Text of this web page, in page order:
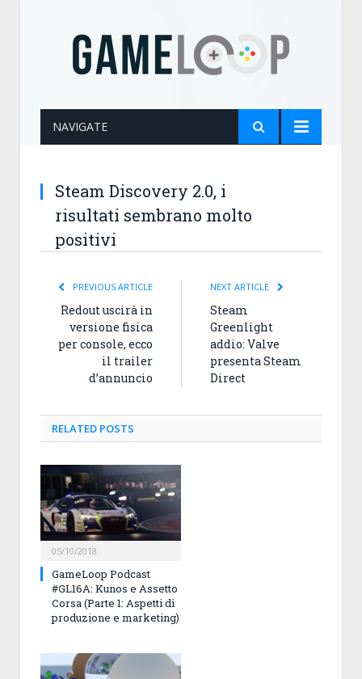
NAVIGATE
Steam Discovery 2.0, i
risultati sembrano molto
positivi
PREVIOUS ARTICLE
Redout uscirà in
versione fisica
per console, ecco
il trailer
d’annuncio
NEXT ARTICLE
Steam
Greenlight
addio: Valve
presenta Steam
Direct
RELATED POSTS
05/10/2018
GameLoop Podcast
#GL16A: Kunos e Assetto
Corsa (Parte 1: Aspetti di
produzione e marketing)